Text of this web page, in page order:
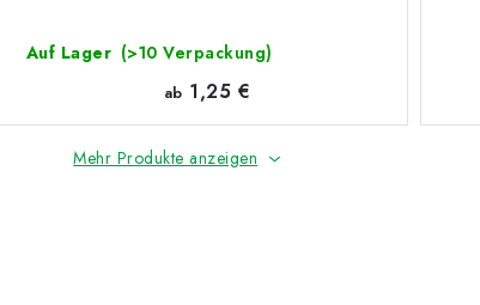
Auf Lager (>10 Verpackung)
ab 1,25 €
Mehr Produkte anzeigen